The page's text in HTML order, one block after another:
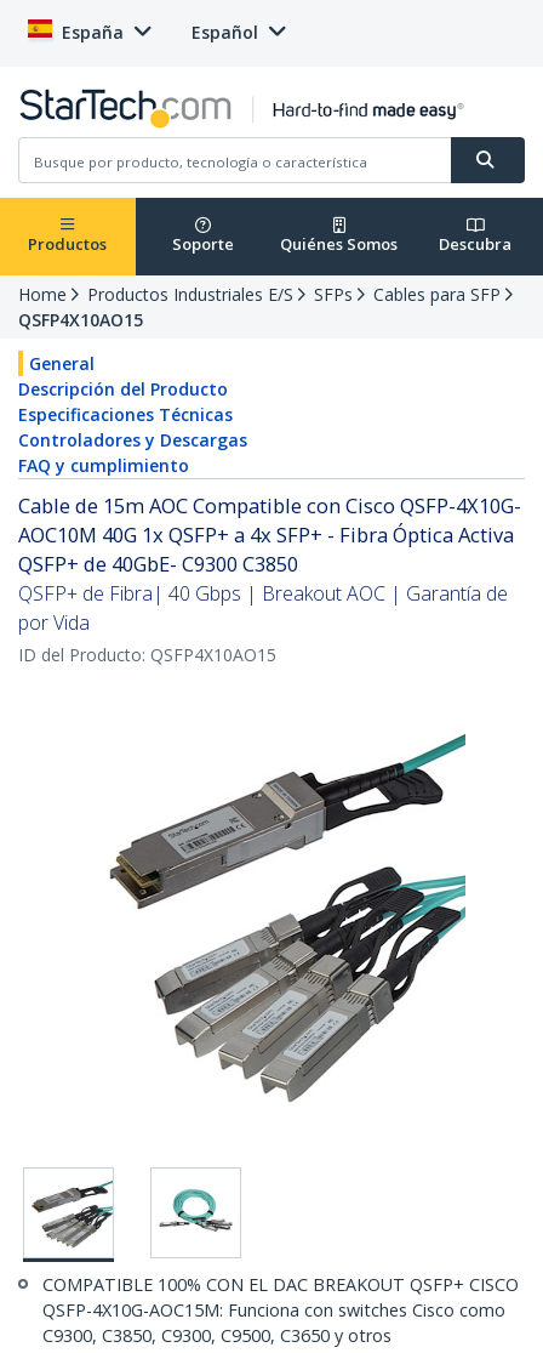
España Español
Productos Soporte Quiénes Somos Descubra
Home Productos Industriales E/S SFPs
Cables para SFP
QSFP4X10AO15
General
Descripción del Producto
Especificaciones Técnicas
Controladores y Descargas
FAQ y cumplimiento
Cable de 15m AOC Compatible con Cisco QSFP-4X10G-
AOC10M 40G 1x QSFP+ a 4x SFP+ - Fibra Óptica Activa
QSFP+ de 40GbE- C9300 C3850
QSFP+ de Fibra| 40 Gbps | Breakout AOC | Garantía de
por Vida
ID del Producto: QSFP4X10AO15
COMPATIBLE 100% CON EL DAC BREAKOUT QSFP+ CISCO
QSFP-4X10G-AOC15M: Funciona con switches Cisco como
C9300, C3850, C9300, C9500, C3650 y otros